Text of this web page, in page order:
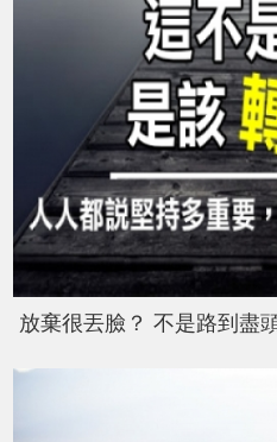
放棄很丟臉？ 不是路到盡